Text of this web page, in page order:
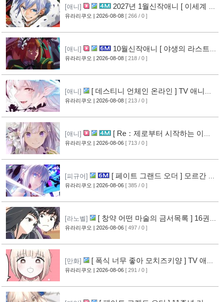
[애니]
2027년 1월신작애니 [ 이세계 전
생 소동기 ] PV 영상 공개
유라리쿠오 | 2026-08-08 [ 266 / 0 ]
[애니]
10월신작애니 [ 야생의 라스트
보스가 나타났다! ] 2기 PV 영상 공개
유라리쿠오 | 2026-08-08 [ 218 / 0 ]
[애니]
[ 데스티니 언체인 온라인 ] TV 애니메
이션화 결정 [7]
유라리쿠오 | 2026-08-08 [ 213 / 0 ]
[애니]
[ Re：제로부터 시작하는 이세
계 생활 ] 4기 탈환편 PV 영상 공개
유라리쿠오 | 2026-08-06 [ 713 / 0 ]
[피규어]
[ 페이트 그랜드 오더 ] 모르간 르
페이 신작 피규어 공개
[8]
유라리쿠오 | 2026-08-06 [ 385 / 0 ]
[라노벨]
[ 창약 어떤 마술의 금서목록 ] 16권
표지 공개
[10]
유라리쿠오 | 2026-08-06 [ 497 / 0 ]
[만화]
[ 폭식 너무 좋아 모치즈키양 ] TV 애니
메이션화 결정 [11]
유라리쿠오 | 2026-08-06 [ 291 / 0 ]